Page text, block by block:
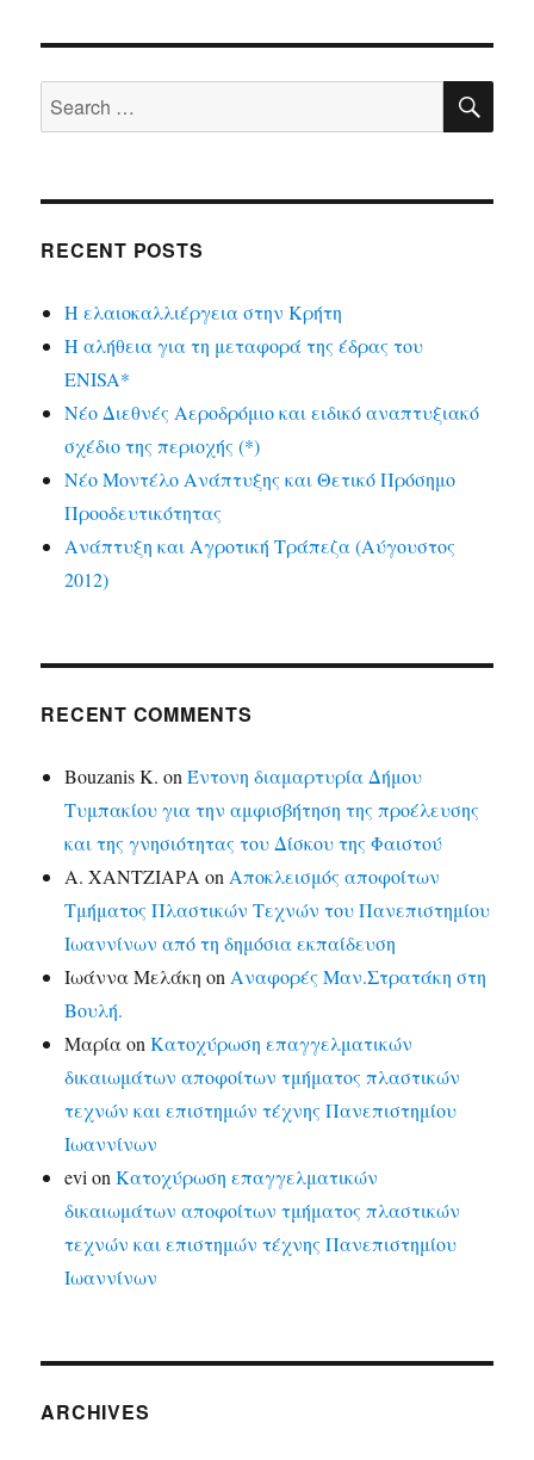
Search
for:
RECENT POSTS
Η ελαιοκαλλιέργεια στην Κρήτη
Η αλήθεια για τη μεταφορά της έδρας του
ENISA*
Νέο Διεθνές Αεροδρόμιο και ειδικό αναπτυξιακό
σχέδιο της περιοχής (*)
Νέο Μοντέλο Ανάπτυξης και Θετικό Πρόσημο
Προοδευτικότητας
Ανάπτυξη και Αγροτική Τράπεζα (Αύγουστος
2012)
RECENT COMMENTS
Bouzanis K. onΈντονη διαμαρτυρία Δήμου
Τυμπακίου για την αμφισβήτηση της προέλευσης
και της γνησιότητας του Δίσκου της Φαιστού
Α. ΧΑΝΤΖΙΑΡΑ on Αποκλεισμός αποφοίτων
Τμήματος Πλαστικών Τεχνών του Πανεπιστημίου
Ιωαννίνων από τη δημόσια εκπαίδευση
Ιωάννα Μελάκη on Αναφορές Μαν.Στρατάκη στη
Βουλή.
ΜαρίαonΚατοχύρωση επαγγελματικών
δικαιωμάτων αποφοίτων τμήματος πλαστικών
τεχνών και επιστημών τέχνης Πανεπιστημίου
Ιωαννίνων
evi onΚατοχύρωση επαγγελματικών
δικαιωμάτων αποφοίτων τμήματος πλαστικών
τεχνών και επιστημών τέχνης Πανεπιστημίου
Ιωαννίνων
ARCHIVES